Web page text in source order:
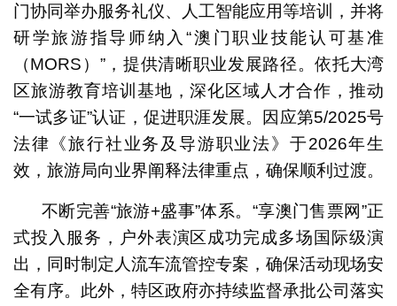
门协同举办服务礼仪、人工智能应用等培训，并将
研学旅游指导师纳入“澳门职业技能认可基准
（MORS）”，提供清晰职业发展路径。依托大湾
区旅游教育培训基地，深化区域人才合作，推动
“一试多证”认证，促进职涯发展。因应第5/2025号
法律《旅行社业务及导游职业法》于2026年生
效，旅游局向业界阐释法律重点，确保顺利过渡。
不断完善“旅游+盛事”体系。“享澳门售票网”正
式投入服务，户外表演区成功完成多场国际级演
出，同时制定人流车流管控专案，确保活动现场安
全有序。此外，特区政府亦持续监督承批公司落实